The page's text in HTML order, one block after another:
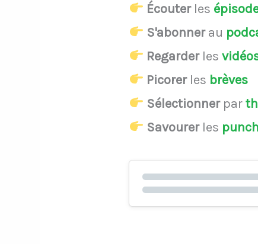
Écouterles
S'abonnerau
Regarderles
Picorerles brèves
Sélectionnerpar
Savourerles